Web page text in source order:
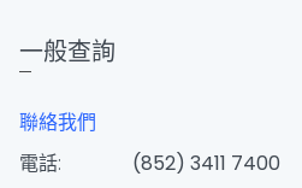
一般查詢
聯絡我們
電話:
(852) 3411 7400